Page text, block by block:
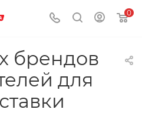
0
брендов
для